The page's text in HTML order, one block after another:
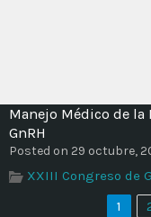
Manejo Médico de
GnRH
Posted on 29 octubre,
XXIII Congreso de
1